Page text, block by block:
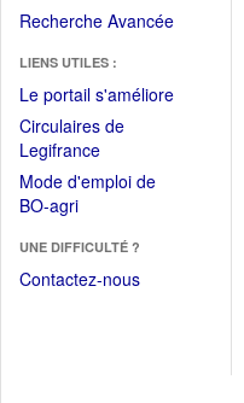
Recherche Avancée
LIENS UTILES :
Le portail s'améliore(Fichier
Circulaires de
Legifrance(Ouvrir
dans
une
fenêtre)
Mode d'emploi de
BO-agri(Ouvrir
une
nouvelle
UNE DIFFICULTÉ ?
Contactez-nous